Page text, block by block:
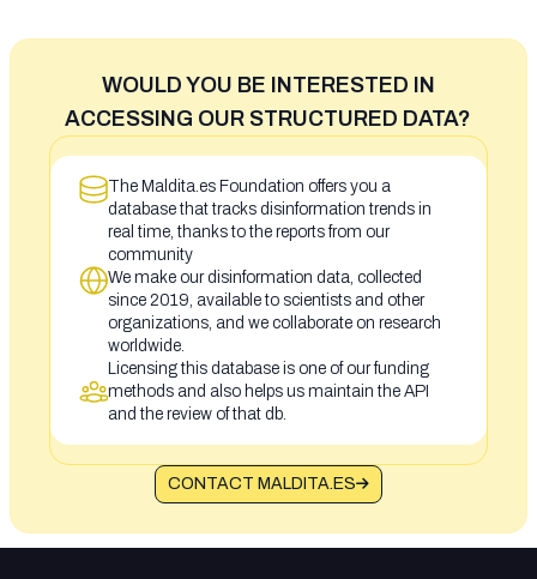
WOULD YOU BE INTERESTED IN
ACCESSING OUR STRUCTURED DATA?
The Maldita.es Foundation offers you a
database that tracks disinformation trends in
real time, thanks to the reports from our
community
We make our disinformation data, collected
since 2019, available to scientists and other
organizations, and we collaborate on research
worldwide.
Licensing this database is one of our funding
methods and also helps us maintain the API
and the review of that db.
CONTACT MALDITA.ES